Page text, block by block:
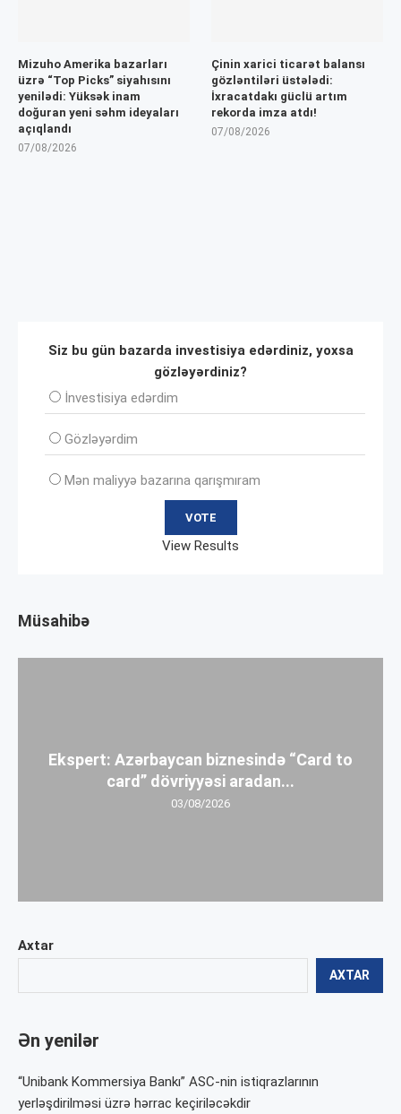
Axtar
AXTAR
Ən yenilər
“Unibank Kommersiya Bankı” ASC-nin istiqrazlarının
yerləşdirilməsi üzrə hərrac keçiriləcəkdir
Mizuho Amerika bazarları
üzrə “Top Picks” siyahısını
yenilədi: Yüksək inam
doğuran yeni səhm ideyaları
açıqlandı
07/08/2026
Çinin xarici ticarət balansı
gözləntiləri üstələdi:
İxracatdakı güclü artım
rekorda imza atdı!
07/08/2026
Siz bu gün bazarda investisiya edərdiniz, yoxsa
gözləyərdiniz?
İnvеstisiya edərdim
Gözləyərdim
Mən maliyyə bazarına qarışmıram
View Results
Müsahibə
Ekspert: Azərbaycan biznesində “Card to
card” dövriyyəsi aradan...
03/08/2026